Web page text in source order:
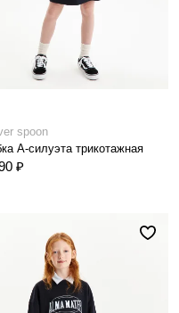
spoon
А-силуэта трикотажная
₽